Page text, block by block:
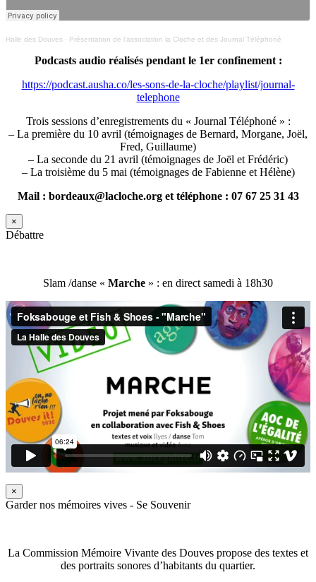
Halle des Douves · Présentation de l’association la Cloche et des Journal Téléphoné
Podcasts audio réalisés pendant le 1er confinement :
https://podcast.ausha.co/les-sons-de-la-cloche/playlist/journal-
telephone
Trois sessions d’enregistrements du « Journal Téléphoné » :
– La première du 10 avril (témoignages de Bernard, Morgane, Joël,
Fred, Guillaume)
– La seconde du 21 avril (témoignages de Joël et Frédéric)
– La troisième du 5 mai (témoignages de Fabienne et Hélène)
Mail : bordeaux@lacloche.org et téléphone : 07 67 25 31 43
×
Débattre
Slam /danse « Marche » : en direct samedi à 18h30
×
Garder nos mémoires vives - Se Souvenir
La Commission Mémoire Vivante des Douves propose des textes et
des portraits sonores d’habitants du quartier.